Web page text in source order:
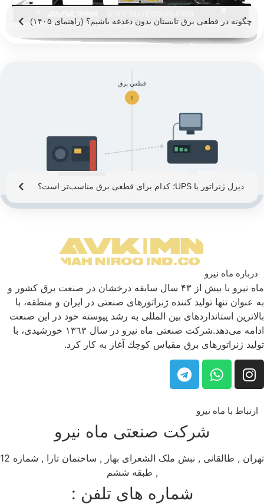
چگونه در قطعی برق تابستان بدون دغدغه باشیم؟ (راهنمای ۱۴۰۵)
دیزل ژنراتور یا UPS؛ کدام برای قطعی برق مناسب‌تر است؟
درباره ماه نیرو
ماه نیرو با بیش از ۴۳ سال سابقه درخشان در صنعت برق كشور و
به عنوان تنها تولید كننده ژنراتورهای صنعتی در ایران و منطقه، با
بالاترین استانداردهای بین المللی به رشد پیوسته خود در این صنعت
ادامه می‌دهد.شركت صنعتی ماه نیرو در سال ١٣٦٣ خورشیدی، با
تولید ژنراتورهای برق مقیاس كوچك آغاز به كار كرد.
ارتباط با ماه نیرو
شرکت صنعتی ماه نیرو
تهران , طالقانی , نبش ملک الشعرای بهار , ساختمان تارا , شماره 12
, طبقه ششم
شماره های تلفن :